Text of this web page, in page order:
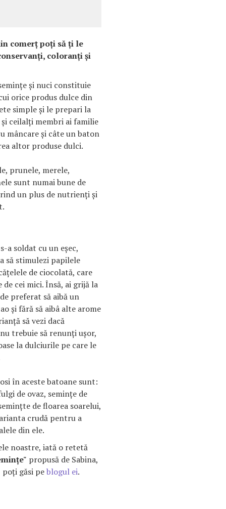
comerţ poţi să ţi le
coloranţi şi
şi nuci constituie
orice produs dulce din
simple şi le prepari la
ceilalţi membri ai familie
mâncare şi câte un baton
altor produse dulci.
prunele, merele,
sunt numai bune de
un plus de nutrienţi şi
a soldat cu un eşec,
să stimulezi papilele
de ciocolată, care
cei mici. Însă, ai grijă la
preferat să aibă un
şi fără să aibâ alte arome
să vezi dacă
trebuie să renunţi uşor,
la dulciurile pe care le
în aceste batoane sunt:
de ovaz, seminţe de
de floarea soarelui,
crudă pentru a
din ele.
noastre, iată o retetă
propusă de Sabina,
poţi găsi peblogul ei.